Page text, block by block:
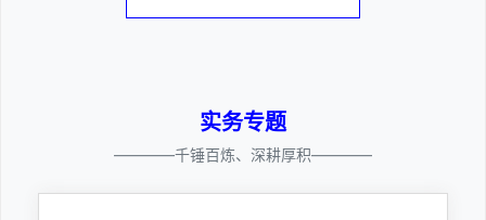
实务专题
————千锤百炼、深耕厚积————